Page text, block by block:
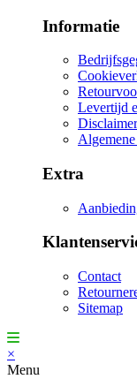
Informatie
Levertijd
Disclaimer
Extra
Contact
Sitemap
×
Menu